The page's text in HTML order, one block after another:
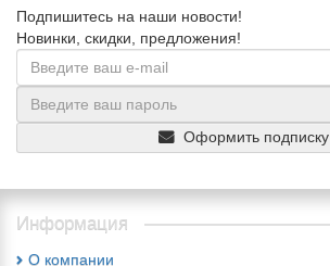
Подпишитесь на наши новости!
Новинки, скидки, предложения!
Оформить подписку
Информация
О компании